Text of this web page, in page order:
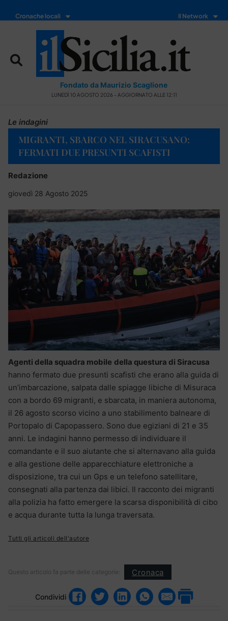
Cronache locali Il Network
Fondato da Maurizio Scaglione
LUNEDÌ 10 AGOSTO 2026 - AGGIORNATO ALLE 12:11
Le indagini
MIGRANTI, SBARCO NEL SIRACUSANO:
FERMATI DUE PRESUNTI SCAFISTI
Redazione
giovedì 28 Agosto 2025
Agenti della squadra mobile della questura di Siracusa
hanno fermato due presunti scafisti che erano alla guida di
un’imbarcazione, salpata dalle spiagge libiche di Misuraca
con a bordo 69 migranti, e sbarcata, in maniera autonoma,
il 26 agosto scorso vicino a uno stabilimento balneare di
Portopalo di Capopassero. Sono due egiziani di 21 e 35
anni. Le indagini hanno permesso di individuare il
comandante e il suo aiutante che si alternavano alla guida
e alla gestione delle apparecchiature elettroniche a
disposizione, tra cui un Gps e un telefono satellitare,
consegnati alla partenza dai libici. Il racconto dei migranti
alla polizia ha fatto emergere la scarsa disponibilità di cibo
e acqua durante tutta la lunga traversata.
Tutti gli articoli dell'autore
Questo articolo fa parte delle categorie: Cronaca
Condividi